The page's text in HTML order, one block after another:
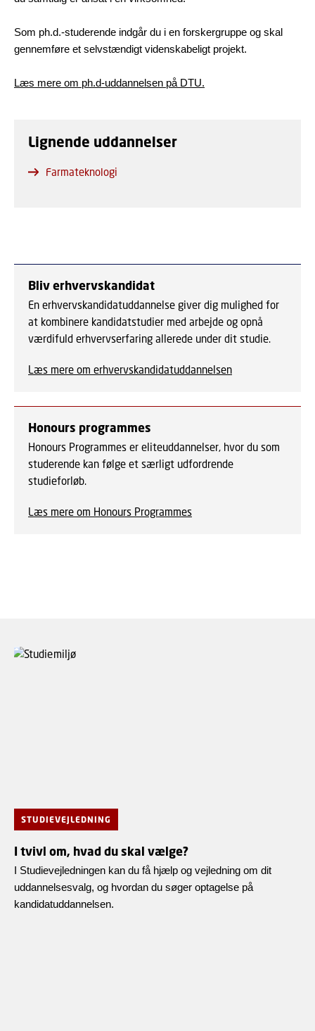
Som ph.d.-studerende indgår du i en forskergruppe og skal
gennemføre et selvstændigt videnskabeligt projekt.
Læs mere om ph.d-uddannelsen på DTU.
Lignende uddannelser
Farmateknologi
Bliv erhvervskandidat
En erhvervskandidatuddannelse giver dig mulighed for
at kombinere kandidatstudier med arbejde og opnå
værdifuld erhvervserfaring allerede under dit studie.
Læs mere om erhvervskandidatuddannelsen
Honours programmes
Honours Programmes er eliteuddannelser, hvor du som
studerende kan følge et særligt udfordrende
studieforløb.
Læs mere om Honours Programmes
STUDIEVEJLEDNING
I tvivl om, hvad du skal vælge?
I Studievejledningen kan du få hjælp og vejledning om dit
uddannelsesvalg, og hvordan du søger optagelse på
kandidatuddannelsen.